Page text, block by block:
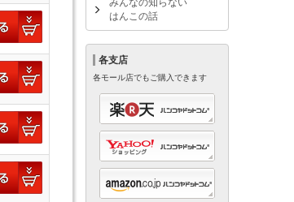
みんなの知らない
はんこの話
各支店
各モール店でもご購入できます